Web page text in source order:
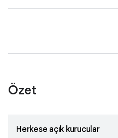
Özet
Herkese açık kurucular